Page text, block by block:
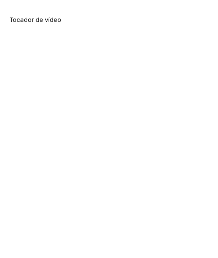
Tocador de vídeo